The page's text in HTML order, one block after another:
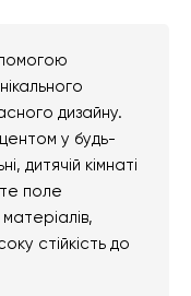
дизайну.
у будь-
дитячій кімнаті
поле
стійкість до